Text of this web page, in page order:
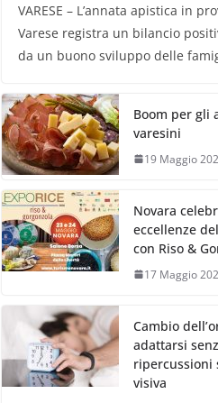
VARESE – L’annata apistica in
Varese registra un bilancio
da un buono sviluppo delle
Boom per gli
varesini
19 Maggio
Novara
eccellenze
con Riso &
17 Maggio
Cambio
adattarsi
ripercussioni
visiva